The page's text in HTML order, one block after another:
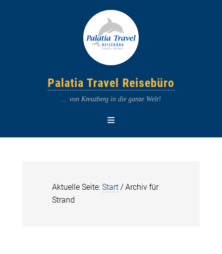
Palatia Travel Reisebüro
... von Kreuzberg in die ganze Welt!
Aktuelle Seite: Start /Archiv für
Strand